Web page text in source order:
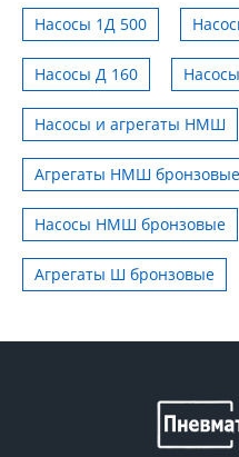
Насосы 1Д 500
Насосы Д 160
Насосы и агрегаты НМШ
Агрегаты НМШ бронзовые
Насосы НМШ бронзовые
Агрегаты Ш бронзовые